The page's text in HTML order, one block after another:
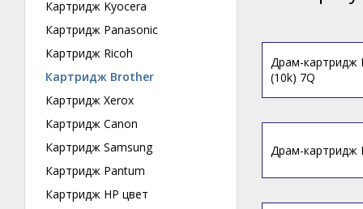
Картридж Kyocera
Картридж Panasonic
Картридж Ricoh
Картридж Brother
Картридж Xerox
Картридж Canon
Картридж Samsung
Картридж Pantum
Картридж HP цвет
Драм-картридж
(10k) 7Q
Драм-картридж